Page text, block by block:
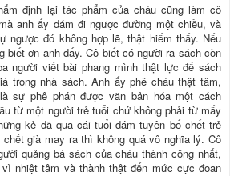
định lại tác phẩm của cháu cũng làm cô
anh ấy dám đi ngược đường một chiều, và
ngược đó không hợp lẽ, thật hiếm thấy. Nếu
biết ơn anh đấy. Cô biết có người ra sách còn
người viết bài phang mình thật lực để sách
trong nhà sách. Anh ấy phê cháu thật tâm,
sự phê phán được văn bản hóa một cách
từ một người trẻ tuổi chứ không phải từ mấy
kẻ đã qua cái tuổi dám tuyên bố chết trẻ
già may ra thì không quá vô nghĩa lý. Cô
quảng bá sách của cháu thành công nhất,
nhiệt tâm và thành thật đến mức cực đoan